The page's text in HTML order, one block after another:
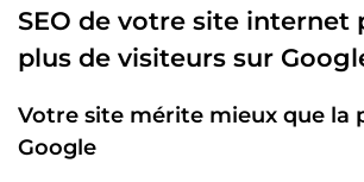
SEO de votre site internet
plus de visiteurs sur
Votre site mérite mieux que la
Google